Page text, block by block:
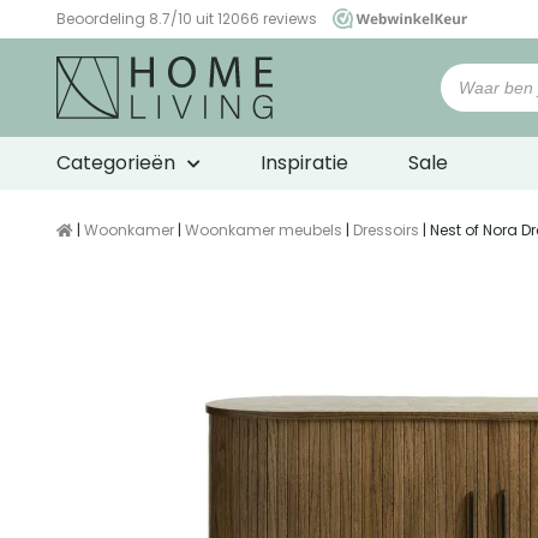
Beoordeling 8.7/10 uit 12066 reviews
WebwinkelKeur
Categorieën Inspiratie Sale
| Woonkamer | Woonkamer meubels | Dressoirs | Nest of Nora